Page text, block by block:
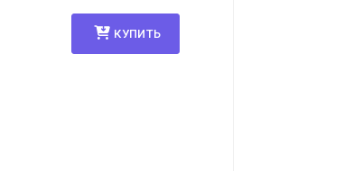
КУПИТЬ